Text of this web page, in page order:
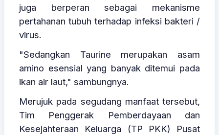
juga berperan sebagai mekanisme
pertahanan tubuh terhadap infeksi bakteri /
virus.
"Sedangkan Taurine merupakan asam
amino esensial yang banyak ditemui pada
ikan air laut," sambungnya.
Merujuk pada segudang manfaat tersebut,
Tim Penggerak Pemberdayaan dan
Kesejahteraan Keluarga (TP PKK) Pusat